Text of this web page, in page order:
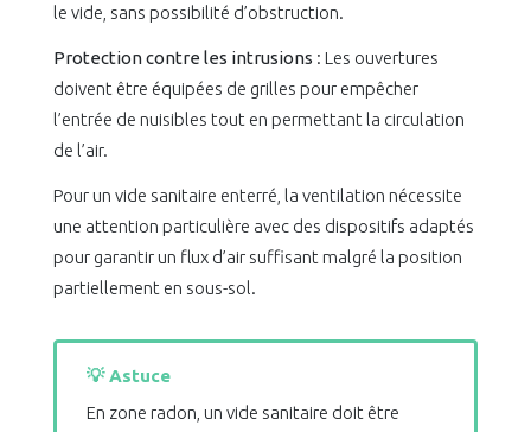
le vide, sans possibilité d’obstruction.
Protection contre les intrusions : Les ouvertures
doivent être équipées de grilles pour empêcher
l’entrée de nuisibles tout en permettant la circulation
de l’air.
Pour un vide sanitaire enterré, la ventilation nécessite
une attention particulière avec des dispositifs adaptés
pour garantir un flux d’air suffisant malgré la position
partiellement en sous-sol.
💡 Astuce
En zone radon, un vide sanitaire doit être